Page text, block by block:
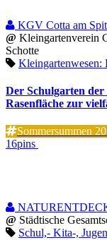
KGV Cotta am
@ Kleingartenverein
Schotte
Kleingartenwesen:
Der Schulgarten
Rasenfläche zur
Sommersummen
16pins
@ Städtische
Schul,- Kita-,